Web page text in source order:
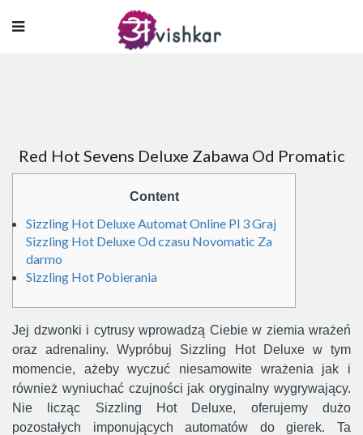
Red Hot Sevens Deluxe Zabawa Od Promatic
Content
Sizzling Hot Deluxe Automat Online Pl 3 Graj
Sizzling Hot Deluxe Od czasu Novomatic Za
darmo
Sizzling Hot Pobierania
Jej dzwonki i cytrusy wprowadzą Ciebie w ziemia wrażeń
oraz adrenaliny. Wypróbuj Sizzling Hot Deluxe w tym
momencie, ażeby wyczuć niesamowite wrażenia jak i
również wyniuchać czujności jak oryginalny wygrywający.
Nie licząc Sizzling Hot Deluxe, oferujemy dużo
pozostałych imponujących automatów do gierek. Ta